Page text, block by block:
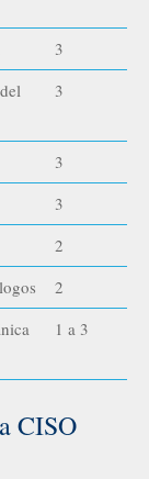
3
3
3
3
2
2
1 a 3
CISO